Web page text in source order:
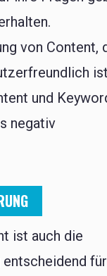
von Content,
und
negativ
ist auch die
entscheidend für